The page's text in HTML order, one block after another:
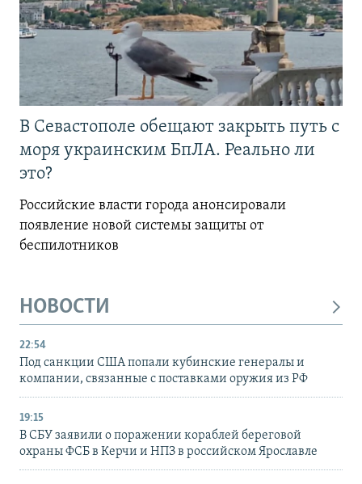
В Севастополе обещают закрыть путь с
моря украинским БпЛА. Реально ли
это?
Российские власти города анонсировали
появление новой системы защиты от
беспилотников
НОВОСТИ
22:54
Под санкции США попали кубинские генералы и
компании, связанные с поставками оружия из РФ
19:15
В СБУ заявили о поражении кораблей береговой
охраны ФСБ в Керчи и НПЗ в российском Ярославле